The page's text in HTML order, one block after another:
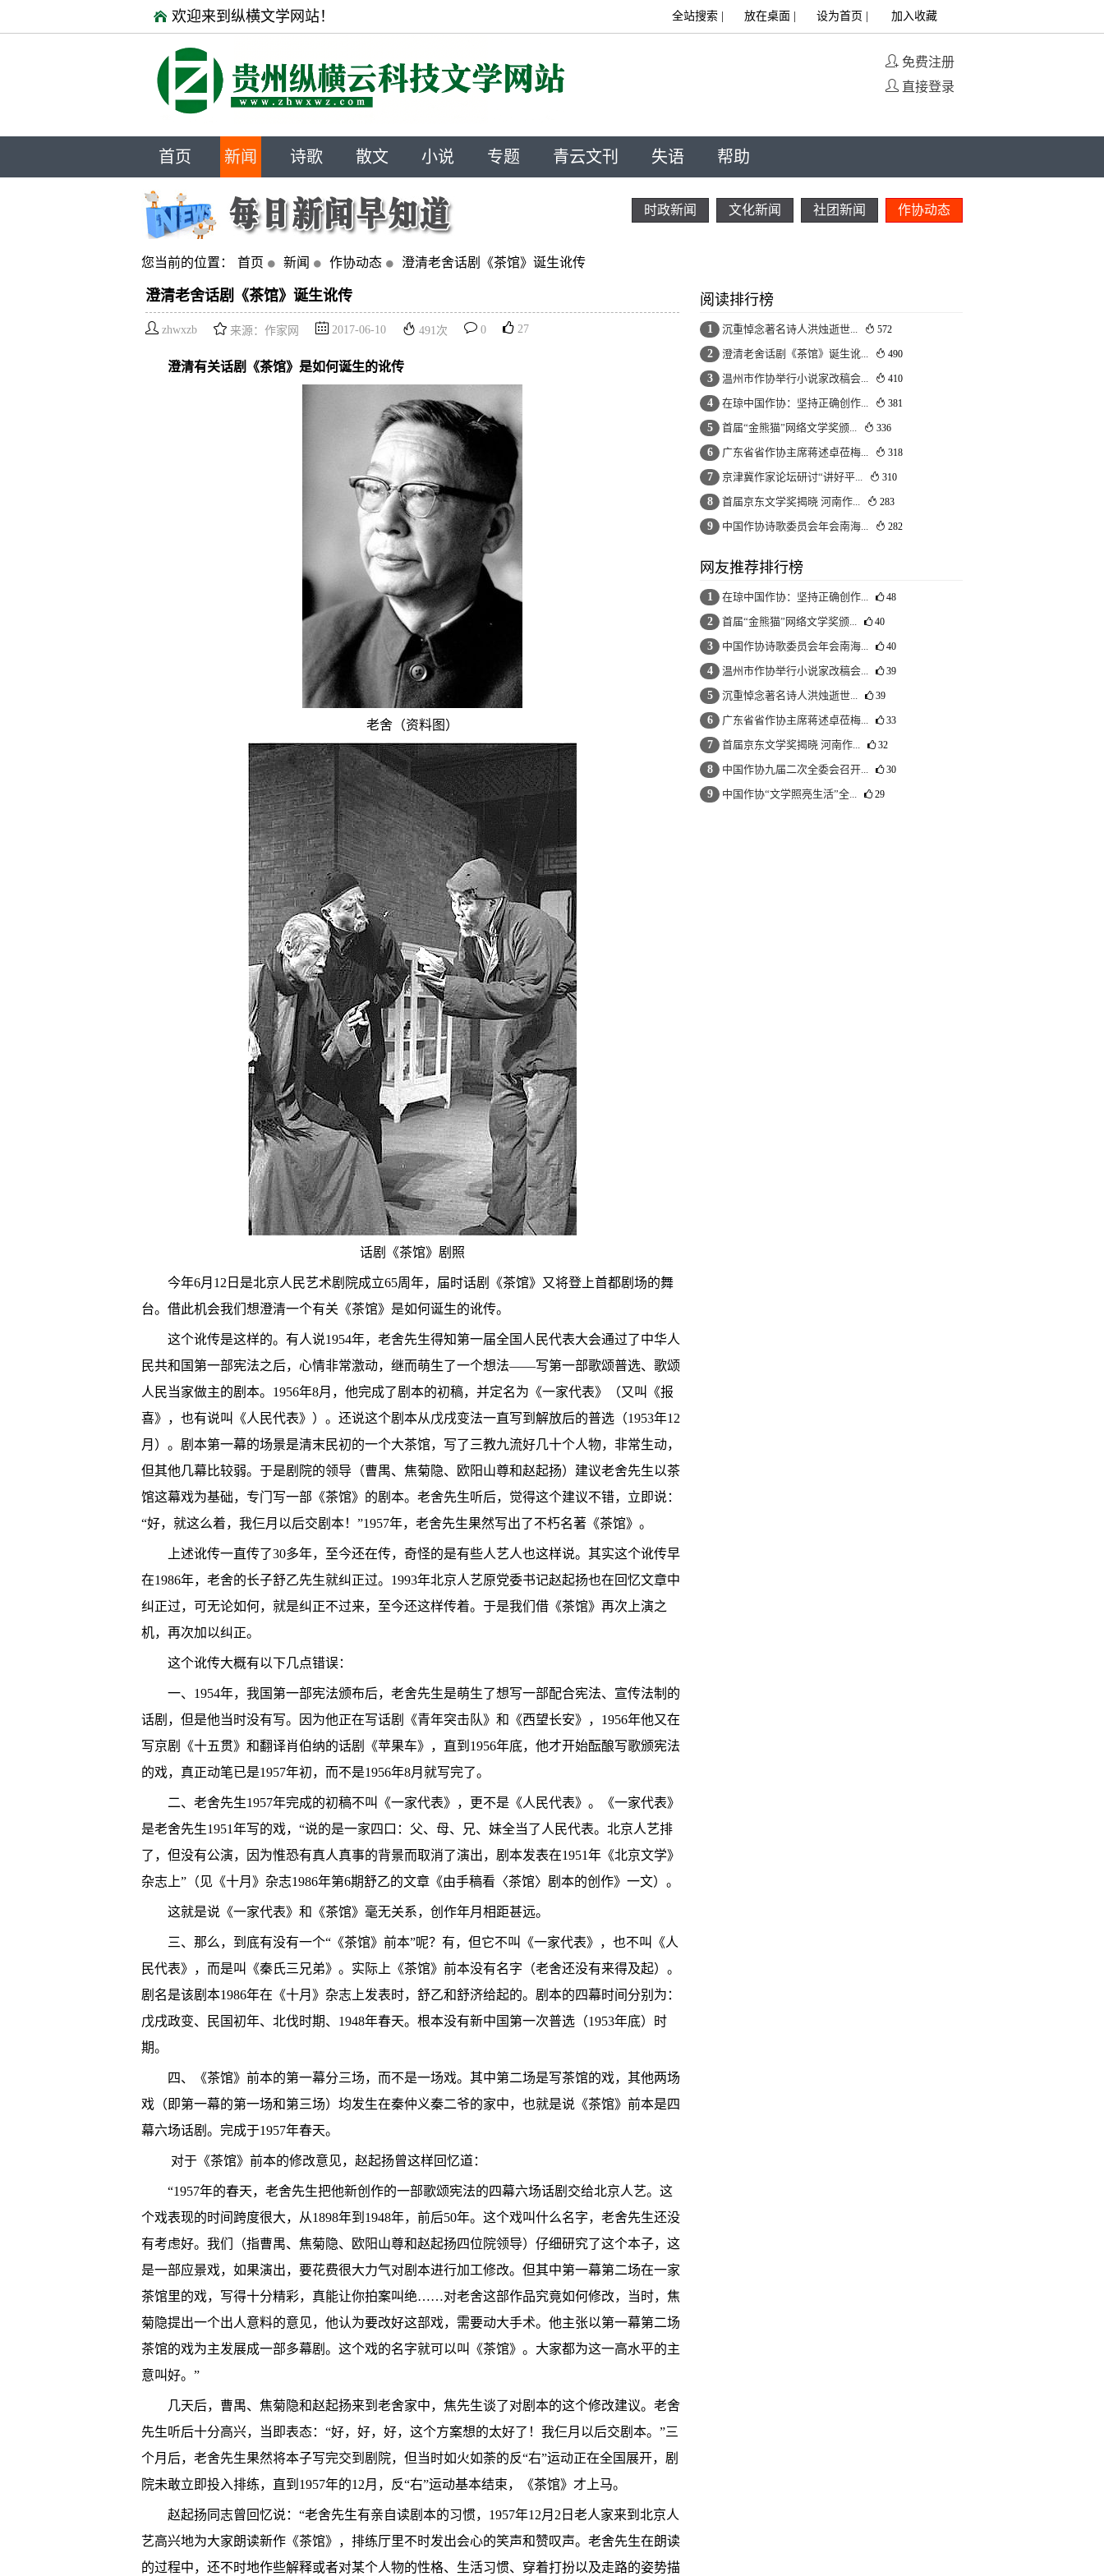
欢迎来到纵横文学网站！ 加入收藏
设为首页
放在桌面
全站搜索|
免费注册
直接登录
首页 新闻 诗歌 散文 小说 专题 青云文刊 失语 帮助
时政新闻 文化新闻 社团新闻 作协动态
您当前的位置： 首页 新闻 作协动态 澄清老舍话剧《茶馆》诞生讹传
澄清老舍话剧《茶馆》诞生讹传
zhwxzb 来源：作家网 2017-06-10 491次 0 27
澄清有关话剧《茶馆》是如何诞生的讹传
老舍（资料图）
话剧《茶馆》剧照
今年6月12日是北京人民艺术剧院成立65周年，届时话剧《茶馆》又将登上首都剧场的舞
台。借此机会我们想澄清一个有关《茶馆》是如何诞生的讹传。
这个讹传是这样的。有人说1954年，老舍先生得知第一届全国人民代表大会通过了中华人
民共和国第一部宪法之后，心情非常激动，继而萌生了一个想法——写第一部歌颂普选、歌颂
人民当家做主的剧本。1956年8月，他完成了剧本的初稿，并定名为《一家代表》（又叫《报
喜》，也有说叫《人民代表》）。还说这个剧本从戊戌变法一直写到解放后的普选（1953年12
月）。剧本第一幕的场景是清末民初的一个大茶馆，写了三教九流好几十个人物，非常生动，
但其他几幕比较弱。于是剧院的领导（曹禺、焦菊隐、欧阳山尊和赵起扬）建议老舍先生以茶
馆这幕戏为基础，专门写一部《茶馆》的剧本。老舍先生听后，觉得这个建议不错，立即说：
“好，就这么着，我仨月以后交剧本！”1957年，老舍先生果然写出了不朽名著《茶馆》。
上述讹传一直传了30多年，至今还在传，奇怪的是有些人艺人也这样说。其实这个讹传早
在1986年，老舍的长子舒乙先生就纠正过。1993年北京人艺原党委书记赵起扬也在回忆文章中
纠正过，可无论如何，就是纠正不过来，至今还这样传着。于是我们借《茶馆》再次上演之
机，再次加以纠正。
这个讹传大概有以下几点错误：
一、1954年，我国第一部宪法颁布后，老舍先生是萌生了想写一部配合宪法、宣传法制的
话剧，但是他当时没有写。因为他正在写话剧《青年突击队》和《西望长安》，1956年他又在
写京剧《十五贯》和翻译肖伯纳的话剧《苹果车》，直到1956年底，他才开始酝酿写歌颁宪法
的戏，真正动笔已是1957年初，而不是1956年8月就写完了。
二、老舍先生1957年完成的初稿不叫《一家代表》，更不是《人民代表》。《一家代表》
是老舍先生1951年写的戏，“说的是一家四口：父、母、兄、妹全当了人民代表。北京人艺排
了，但没有公演，因为惟恐有真人真事的背景而取消了演出，剧本发表在1951年《北京文学》
杂志上”（见《十月》杂志1986年第6期舒乙的文章《由手稿看〈茶馆〉剧本的创作》一文）。
这就是说《一家代表》和《茶馆》毫无关系，创作年月相距甚远。
三、那么，到底有没有一个“《茶馆》前本”呢？有，但它不叫《一家代表》，也不叫《人
民代表》，而是叫《秦氏三兄弟》。实际上《茶馆》前本没有名字（老舍还没有来得及起）。
剧名是该剧本1986年在《十月》杂志上发表时，舒乙和舒济给起的。剧本的四幕时间分别为：
戊戌政变、民国初年、北伐时期、1948年春天。根本没有新中国第一次普选（1953年底）时
期。
四、《茶馆》前本的第一幕分三场，而不是一场戏。其中第二场是写茶馆的戏，其他两场
戏（即第一幕的第一场和第三场）均发生在秦仲义秦二爷的家中，也就是说《茶馆》前本是四
幕六场话剧。完成于1957年春天。
对于《茶馆》前本的修改意见，赵起扬曾这样回忆道：
“1957年的春天，老舍先生把他新创作的一部歌颂宪法的四幕六场话剧交给北京人艺。这
个戏表现的时间跨度很大，从1898年到1948年，前后50年。这个戏叫什么名字，老舍先生还没
有考虑好。我们（指曹禺、焦菊隐、欧阳山尊和赵起扬四位院领导）仔细研究了这个本子，这
是一部应景戏，如果演出，要花费很大力气对剧本进行加工修改。但其中第一幕第二场在一家
茶馆里的戏，写得十分精彩，真能让你拍案叫绝……对老舍这部作品究竟如何修改，当时，焦
菊隐提出一个出人意料的意见，他认为要改好这部戏，需要动大手术。他主张以第一幕第二场
茶馆的戏为主发展成一部多幕剧。这个戏的名字就可以叫《茶馆》。大家都为这一高水平的主
意叫好。”
几天后，曹禺、焦菊隐和赵起扬来到老舍家中，焦先生谈了对剧本的这个修改建议。老舍
先生听后十分高兴，当即表态：“好，好，好，这个方案想的太好了！我仨月以后交剧本。”三
个月后，老舍先生果然将本子写完交到剧院，但当时如火如荼的反“右”运动正在全国展开，剧
院未敢立即投入排练，直到1957年的12月，反“右”运动基本结束，《茶馆》才上马。
赵起扬同志曾回忆说：“老舍先生有亲自读剧本的习惯，1957年12月2日老人家来到北京人
艺高兴地为大家朗读新作《茶馆》，排练厅里不时发出会心的笑声和赞叹声。老舍先生在朗读
的过程中，还不时地作些解释或者对某个人物的性格、生活习惯、穿着打扮以及走路的姿势描
阅读排行榜
1 沉重悼念著名诗人洪烛逝世... 572
2 澄清老舍话剧《茶馆》诞生讹... 490
3 温州市作协举行小说家改稿会... 410
4 在琼中国作协：坚持正确创作... 381
5 首届“金熊猫”网络文学奖颁... 336
6 广东省省作协主席蒋述卓莅梅... 318
7 京津冀作家论坛研讨“讲好平... 310
8 首届京东文学奖揭晓 河南作... 283
9 中国作协诗歌委员会年会南海... 282
网友推荐排行榜
1 在琼中国作协：坚持正确创作... 48
2 首届“金熊猫”网络文学奖颁... 40
3 中国作协诗歌委员会年会南海... 40
4 温州市作协举行小说家改稿会... 39
5 沉重悼念著名诗人洪烛逝世... 39
6 广东省省作协主席蒋述卓莅梅... 33
7 首届京东文学奖揭晓 河南作... 32
8 中国作协九届二次全委会召开... 30
9 中国作协“文学照亮生活”全... 29